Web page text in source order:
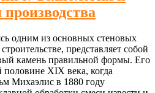
производства
одним из основных стеновых
представляет собой
камень правильной формы. Его
половине XIX века, когда
Михаэлис в 1880 году